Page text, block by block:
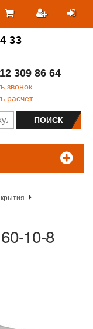
33
309 86 64
звонок
расчет
10-8